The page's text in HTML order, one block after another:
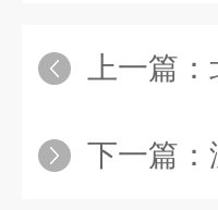
上一篇：
下一篇：